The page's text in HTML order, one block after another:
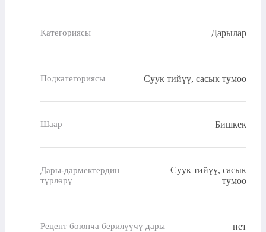
Категориясы Дарылар
Подкатегориясы Суук тийүү, сасык тумоо
Шаар Бишкек
Дары-дармектердин
түрлөрү
Суук тийүү, сасык
тумоо
Рецепт боюнча берилүүчү дары нет